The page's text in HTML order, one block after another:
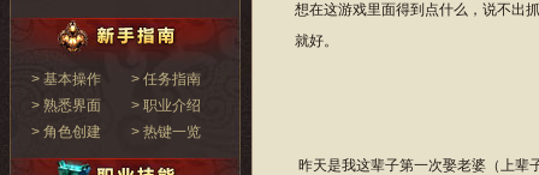
> 基本操作
> 任务指南
> 熟悉界面
> 职业介绍
> 角色创建
> 热键一览
想在这游戏里面得到点什么，说不出
就好。
昨天是我这辈子第一次娶老婆（上辈